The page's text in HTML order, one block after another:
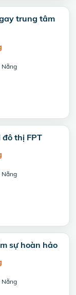
trung tâm
Nẵng
thị FPT
Nẵng
sự hoàn hảo
Nẵng